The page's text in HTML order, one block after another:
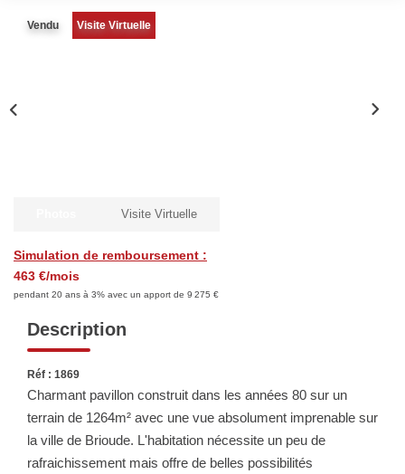
Combien D’acquéreurs Potentiels Pour Mon Bien ?
Espace Vendeur
Louer Avec Okey
Dossier De Candidature
SYNDIC
NOTRE GROUPE
Vendu Visite Virtuelle
Simulation de remboursement :
463 €/mois
pendant 20 ans à 3% avec un apport de 9 275 €
Visite Virtuelle
Description
Réf : 1869
Charmant pavillon construit dans les années 80 sur un
terrain de 1264m² avec une vue absolument imprenable sur
la ville de Brioude. L'habitation nécessite un peu de
rafraichissement mais offre de belles possibilités